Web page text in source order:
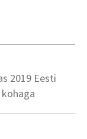
2019 Eesti